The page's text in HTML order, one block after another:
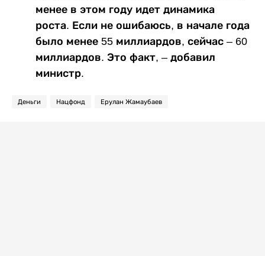
менее в этом году идет динамика
роста. Если не ошибаюсь, в начале года
было менее 55 миллиардов, сейчас – 60
миллиардов. Это факт, – добавил
министр.
Деньги Нацфонд Ерулан Жамаубаев